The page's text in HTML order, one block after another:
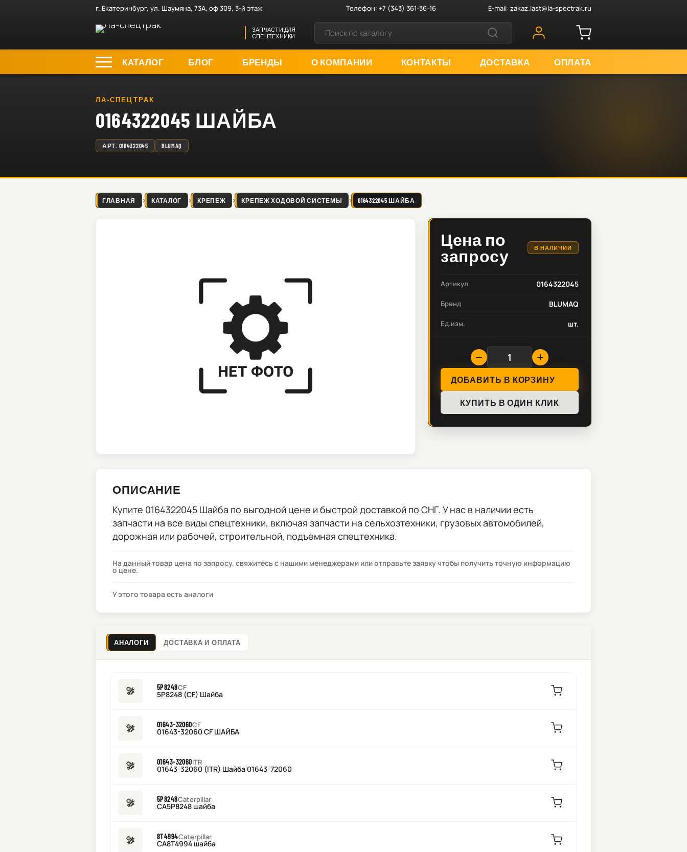
г. Екатеринбург, ул. Шаумяна, 73А, оф 309, 3-й этаж Телефон:+7 (343) 361-36-16 E-mail: zakaz.last@la-spectrak.ru
ЗАПЧАСТИ ДЛЯ
СПЕЦТЕХНИКИ
КАТАЛОГ БЛОГ БРЕНДЫ О КОМПАНИИ КОНТАКТЫ ДОСТАВКА ОПЛАТА
ЛА-СПЕЦТРАК
0164322045 ШАЙБА
АРТ. 0164322045 BLUMAQ
ГЛАВНАЯ КАТАЛОГ КРЕПЕЖ КРЕПЕЖ ХОДОВОЙ СИСТЕМЫ 0164322045 ШАЙБА
Цена по
запросу
В НАЛИЧИИ
Артикул 0164322045
Бренд BLUMAQ
Ед.изм. шт.
ДОБАВИТЬ В КОРЗИНУ
КУПИТЬ В ОДИН КЛИК
ОПИСАНИЕ
Купите 0164322045 Шайба по выгодной цене и быстрой доставкой по СНГ. У нас в наличии есть
запчасти на все виды спецтехники, включая запчасти на сельхозтехники, грузовых автомобилей,
дорожная или рабочей, строительной, подъемная спецтехника.
На данный товар цена по запросу, свяжитесь с нашими менеджерами или отправьте заявку чтобы получить точную информацию
о цене.
У этого товара есть аналоги
АНАЛОГИ ДОСТАВКА И ОПЛАТА
5P8248CF
5P8248 (CF) Шайба
01643-32060CF
01643-32060 CF ШАЙБА
01643-32060ITR
01643-32060 (ITR) Шайба 01643-72060
5P8248Caterpillar
CA5P8248 шайба
8T4994Caterpillar
CA8T4994 шайба